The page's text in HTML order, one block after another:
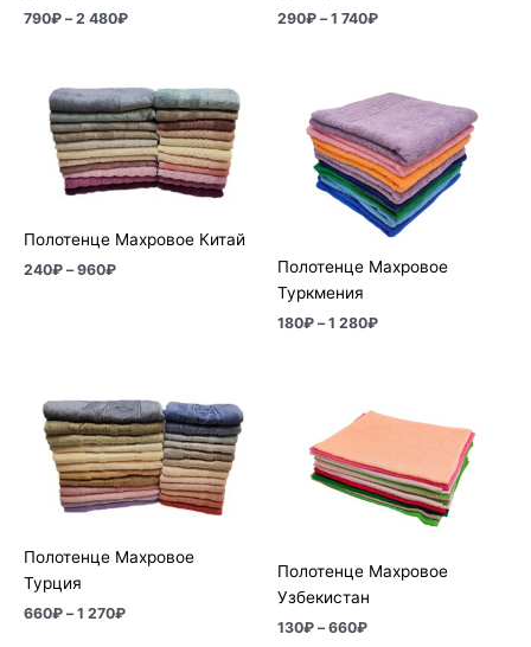
790₽ – 2 480₽ 290₽ – 1 740₽
Полотенце Махровое Китай
240₽ – 960₽
Диапазон
цен:
240₽
–
960₽
Полотенце Махровое
Туркмения
180₽ – 1 280₽
цен:
180₽
–
1
280₽
Полотенце Махровое
Турция
660₽ – 1 270₽
цен:
660₽
–
1
270₽
Полотенце Махровое
Узбекистан
130₽ – 660₽
цен:
130₽
660₽